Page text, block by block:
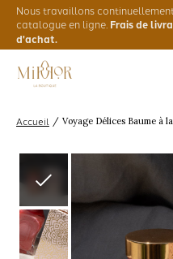
Nous travaillons
catalogue en ligne. Frais de
d'achat.
Accueil / Voyage Délices Baume à